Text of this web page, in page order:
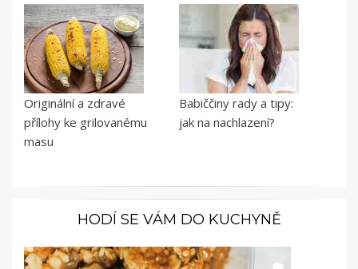
Originální a zdravé
přílohy ke grilovanému
masu
Babiččiny rady a tipy:
jak na nachlazení?
HODÍ SE VÁM DO KUCHYNĚ